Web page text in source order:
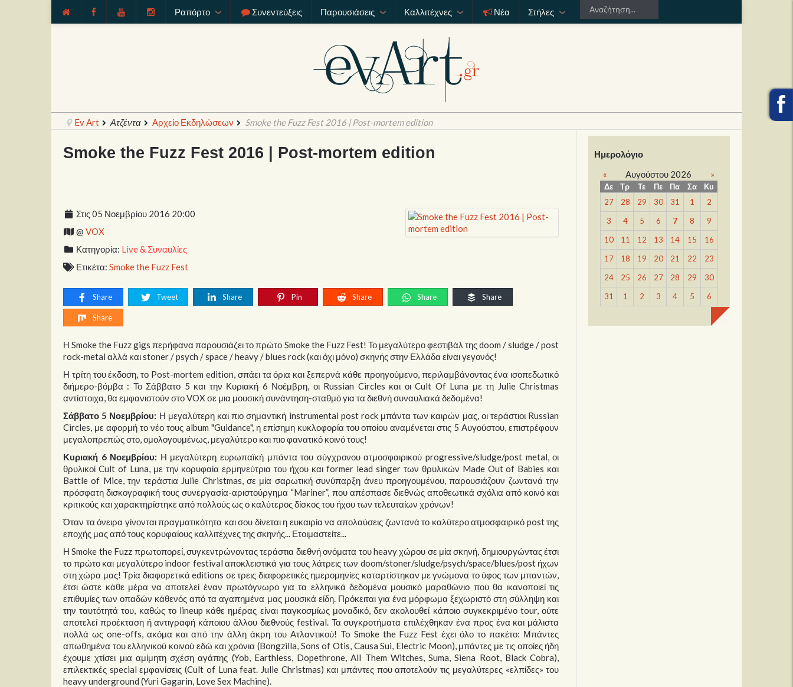
Ραπόρτο Συνεντεύξεις Παρουσιάσεις Καλλιτέχνες Νέα Στήλες
Ev Art Ατζέντα Αρχείο Εκδηλώσεων Smoke the Fuzz Fest 2016 | Post-mortem edition
Smoke the Fuzz Fest 2016 | Post-mortem edition
Στις 05 Νοεμβρίου 2016 20:00
@ VOX
Κατηγορία: Live & Συναυλίες
Ετικέτα: Smoke the Fuzz Fest
Share Tweet Share Pin Share Share Share
Share
Η Smoke the Fuzz gigs περήφανα παρουσιάζει το πρώτο Smoke the Fuzz Fest! Το μεγαλύτερο φεστιβάλ της doom / sludge / post
rock-metal αλλά και stoner / psych / space / heavy / blues rock (και όχι μόνο) σκηνής στην Ελλάδα είναι γεγονός!
Η τρίτη του έκδοση, το Post-mortem edition, σπάει τα όρια και ξεπερνά κάθε προηγούμενο, περιλαμβάνοντας ένα ισοπεδωτικό
διήμερο-βόμβα : Το Σάββατο 5 και την Κυριακή 6 Νοέμβρη, οι Russian Circles και οι Cult Of Luna με τη Julie Christmas
αντίστοιχα, θα εμφανιστούν στο VOX σε μια μουσική συνάντηση-σταθμό για τα διεθνή συναυλιακά δεδομένα!
Σάββατο 5 Νοεμβρίου: Η μεγαλύτερη και πιο σημαντική instrumental post rock μπάντα των καιρών μας, οι τεράστιοι Russian
Circles, με αφορμή το νέο τους album "Guidance", η επίσημη κυκλοφορία του οποίου αναμένεται στις 5 Αυγούστου, επιστρέφουν
μεγαλοπρεπώς στο, ομολογουμένως, μεγαλύτερο και πιο φανατικό κοινό τους!
Κυριακή 6 Νοεμβρίου: Η μεγαλύτερη ευρωπαϊκή μπάντα του σύγχρονου ατμοσφαιρικού progressive/sludge/post metal, οι
θρυλικοί Cult of Luna, με την κορυφαία ερμηνεύτρια του ήχου και former lead singer των θρυλικών Made Out of Babies και
Battle of Mice, την τεράστια Julie Christmas, σε μία σαρωτική συνύπαρξη άνευ προηγουμένου, παρουσιάζουν ζωντανά την
πρόσφατη δισκογραφική τους συνεργασία-αριστούργημα “Mariner”, που απέσπασε διεθνώς αποθεωτικά σχόλια από κοινό και
κριτικούς και χαρακτηρίστηκε από πολλούς ως ο καλύτερος δίσκος του ήχου των τελευταίων χρόνων!
Όταν τα όνειρα γίνονται πραγματικότητα και σου δίνεται η ευκαιρία να απολαύσεις ζωντανά το καλύτερο ατμοσφαιρικό post της
εποχής μας από τους κορυφαίους καλλιτέχνες της σκηνής... Ετοιμαστείτε...
Η Smoke the Fuzz πρωτοπορεί, συγκεντρώνοντας τεράστια διεθνή ονόματα του heavy χώρου σε μία σκηνή, δημιουργώντας έτσι
το πρώτο και μεγαλύτερο indoor festival αποκλειστικά για τους λάτρεις των doom/stoner/sludge/psych/space/blues/post ήχων
στη χώρα μας! Τρία διαφορετικά editions σε τρεις διαφορετικές ημερομηνίες καταρτίστηκαν με γνώμονα το ύφος των μπαντών,
έτσι ώστε κάθε μέρα να αποτελεί έναν πρωτόγνωρο για τα ελληνικά δεδομένα μουσικό μαραθώνιο που θα ικανοποιεί τις
επιθυμίες των οπαδών κάθενός από τα αγαπημένα μας μουσικά είδη. Πρόκειται για ένα μόρφωμα ξεχωριστό στη σύλληψη και
την ταυτότητά του, καθώς το lineup κάθε ημέρας είναι παγκοσμίως μοναδικό, δεν ακολουθεί κάποιο συγκεκριμένο tour, ούτε
αποτελεί προέκταση ή αντιγραφή κάποιου άλλου διεθνούς festival. Τα συγκροτήματα επιλέχθηκαν ένα προς ένα και μάλιστα
πολλά ως one-offs, ακόμα και από την άλλη άκρη του Ατλαντικού! To Smoke the Fuzz Fest έχει όλο το πακέτο: Μπάντες
απωθημένα του ελληνικού κοινού εδώ και χρόνια (Bongzilla, Sons of Otis, Causa Sui, Electric Moon), μπάντες με τις οποίες ήδη
έχουμε χτίσει μια αμίμητη σχέση αγάπης (Yob, Earthless, Dopethrone, All Them Witches, Suma, Siena Root, Black Cobra),
επιλεκτικές special εμφανίσεις (Cult of Luna feat. Julie Christmas) και μπάντες που αποτελούν τις μεγαλύτερες «ελπίδες» του
heavy underground (Yuri Gagarin, Love Sex Machine).
Ημερολόγιο
« Αυγούστου 2026 »
Δε Τρ Τε Πε Πα Σα
Κυ
27
28 29 30 31 1
2
3
4 5 6 7 8
9
10
11 12 13 14 15
16
17
18 19 20 21 22
23
24
25 26 27 28 29
30
31
1 2 3 4 5 6